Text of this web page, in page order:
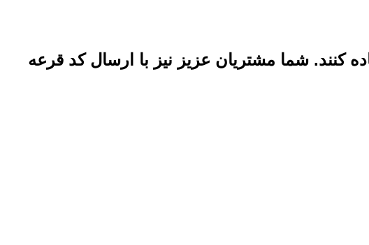
کنند. شما مشتریان عزیز نیز با ارسال کد قرعه